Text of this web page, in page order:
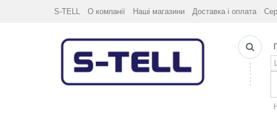
S-TELL О компанії Наші магазини Доставка і оплата